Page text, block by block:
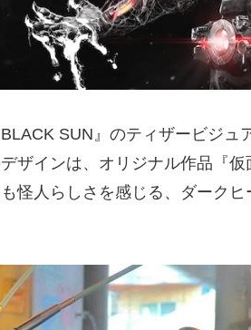
SUN』のティザービジュ
ザインは、オリジナル作品『
怪⼈らしさを感じる、ダーク